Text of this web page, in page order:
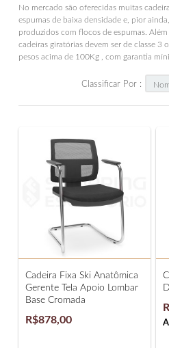
No mercado são oferecidas muitas
espumas de baixa densidade e, pior
produzidos com flocos de espumas. Além
cadeiras giratórias devem ser de classe 3
pesos acima de 100Kg , com garantia
Classificar Por :
Cadeira Fixa Ski Anatômica
Gerente Tela Apoio Lombar
Base Cromada
R$878,00